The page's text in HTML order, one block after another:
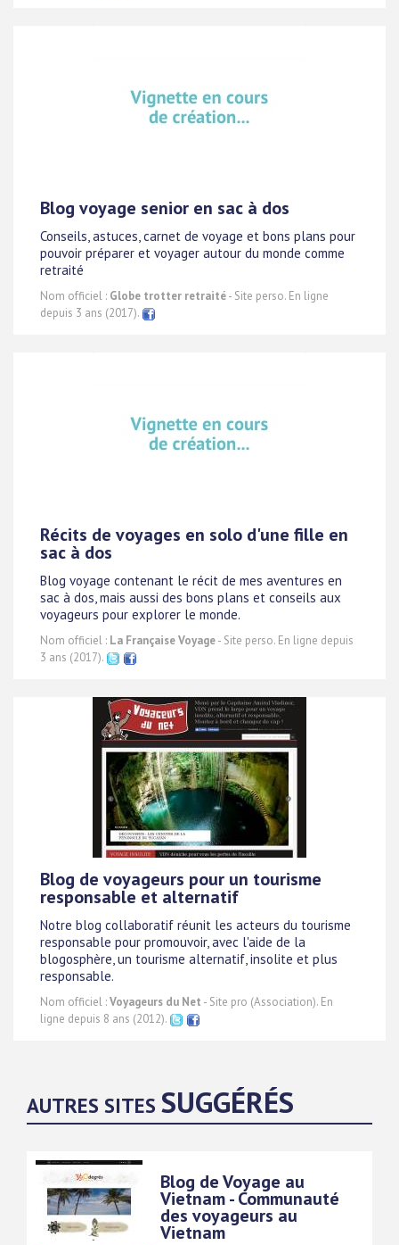
Blog voyage senior en sac à dos
Conseils, astuces, carnet de voyage et bons plans pour
pouvoir préparer et voyager autour du monde comme
retraité
Nom officiel : Globe trotter retraité- Site perso. En ligne
depuis 3 ans (2017).
Récits de voyages en solo d'une fille en
sac à dos
Blog voyage contenant le récit de mes aventures en
sac à dos, mais aussi des bons plans et conseils aux
voyageurs pour explorer le monde.
Nom officiel : La Française Voyage- Site perso. En ligne depuis
3 ans (2017).
Blog de voyageurs pour un tourisme
responsable et alternatif
Notre blog collaboratif réunit les acteurs du tourisme
responsable pour promouvoir, avec l'aide de la
blogosphère, un tourisme alternatif, insolite et plus
responsable.
Nom officiel :Voyageurs du Net - Site pro (Association). En
ligne depuis 8 ans (2012).
AUTRES SITES SUGGÉRÉS
Blog de Voyage au
Vietnam - Communauté
des voyageurs au
Vietnam